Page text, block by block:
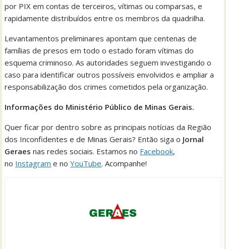
por PIX em contas de terceiros, vítimas ou comparsas, e
rapidamente distribuídos entre os membros da quadrilha.
Levantamentos preliminares apontam que centenas de
famílias de presos em todo o estado foram vítimas do
esquema criminoso. As autoridades seguem investigando o
caso para identificar outros possíveis envolvidos e ampliar a
responsabilização dos crimes cometidos pela organização.
Informações do Ministério Público de Minas Gerais.
Quer ficar por dentro sobre as principais notícias da Região
dos Inconfidentes e de Minas Gerais? Então siga o Jornal
Geraesnas redes sociais. Estamos no Facebook,
no Instagram e noYouTube. Acompanhe!